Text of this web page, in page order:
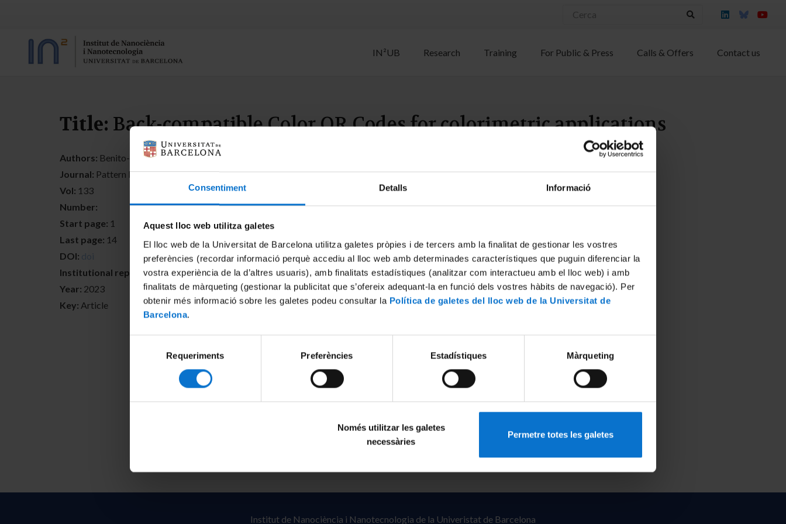
Consentiment Detalls Informació
Aquest lloc web utilitza galetes
El lloc web de la Universitat de Barcelona utilitza galetes pròpies i de tercers amb la finalitat de gestionar les vostres
preferències (recordar informació perquè accediu al lloc web amb determinades característiques que puguin diferenciar la
vostra experiència de la d’altres usuaris), amb finalitats estadístiques (analitzar com interactueu amb el lloc web) i amb
finalitats de màrqueting (gestionar la publicitat que s’ofereix adequant-la en funció dels vostres hàbits de navegació). Per
obtenir més informació sobre les galetes podeu consultar la Política de galetes del lloc web de la Universitat de
Barcelona.
consentiment
Requeriments Preferències Estadístiques Màrqueting
Només utilitzar les galetes
necessàries
Permetre totes les galetes
IN²UB Research Training For Public & Press Calls & Offers Contact us
Title: Back-compatible Color QR Codes for colorimetric applications
Authors: Benito-Altamirano, Ismael; Martínez-Carpena, David; Casals, Olga; Fabrega, Cristian; Waag, Andreas; Prades, Joan Daniel
Journal: Pattern Recognition
Vol: 133
Number:
Start page: 1
Last page: 14
DOI: doi
Institutional repositories: http://hdl.handle.net/2445/195932
Year: 2023
Key: Article
Institut de Nanociència i Nanotecnologia de la Univeristat de Barcelona